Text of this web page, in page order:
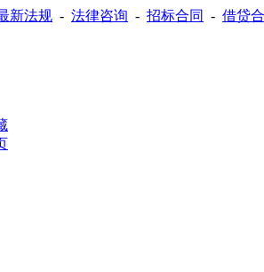
新法规 - 法律咨询 - 招标合同 - 借贷